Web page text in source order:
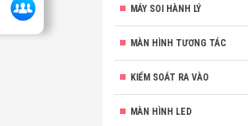
MÁY SOI HÀNH LÝ
MÀN HÌNH TƯƠNG TÁC
KIỂM SOÁT RA VÀO
MÀN HÌNH LED